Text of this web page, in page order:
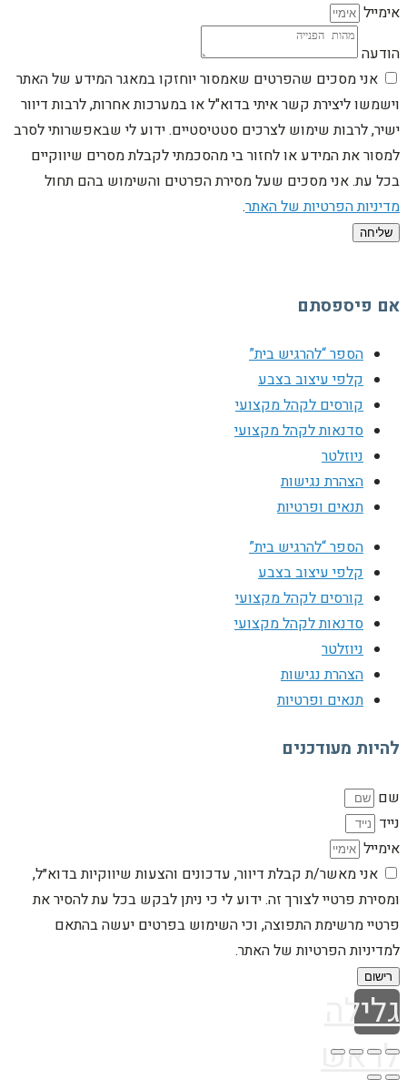
אימייל
הודעה
אני מסכים שהפרטים שאמסור יוחזקו במאגר המידע של האתר
וישמשו ליצירת קשר איתי בדוא"ל או במערכות אחרות, לרבות דיוור
ישיר, לרבות שימוש לצרכים סטטיסטיים. ידוע לי שבאפשרותי לסרב
למסור את המידע או לחזור בי מהסכמתי לקבלת מסרים שיווקיים
בכל עת. אני מסכים שעל מסירת הפרטים והשימוש בהם תחול
מדיניות הפרטיות של האתר.
שליחה
אם פיספסתם
הספר “להרגיש בית”
קלפי עיצוב בצבע
קורסים לקהל מקצועי
סדנאות לקהל מקצועי
ניוזלטר
הצהרת נגישות
תנאים ופרטיות
הספר “להרגיש בית”
קלפי עיצוב בצבע
קורסים לקהל מקצועי
סדנאות לקהל מקצועי
ניוזלטר
הצהרת נגישות
תנאים ופרטיות
להיות מעודכנים
שם
נייד
אימייל
אני מאשר/ת קבלת דיוור, עדכונים והצעות שיווקיות בדוא״ל,
ומסירת פרטיי לצורך זה. ידוע לי כי ניתן לבקש בכל עת להסיר את
פרטיי מרשימת התפוצה, וכי השימוש בפרטים יעשה בהתאם
למדיניות הפרטיות של האתר.
רישום
גלילה
לראש